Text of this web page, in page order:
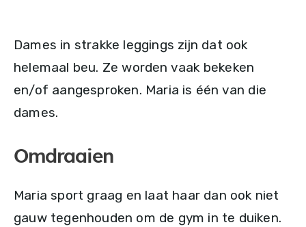
Dames in strakke leggings zijn dat ook
helemaal beu. Ze worden vaak bekeken
en/of aangesproken. Maria is één van die
dames.
Omdraaien
Maria sport graag en laat haar dan ook niet
gauw tegenhouden om de gym in te duiken.